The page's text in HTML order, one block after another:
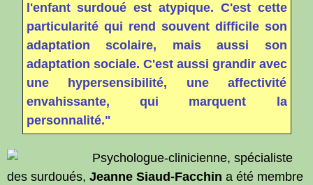
l'enfant surdoué est atypique. C'est cette
particularité qui rend souvent difficile son
adaptation scolaire, mais aussi son
adaptation sociale. C'est aussi grandir avec
une hypersensibilité, une affectivité
envahissante, qui marquent la
personnalité."
Psychologue-clinicienne, spécialiste
des surdoués, Jeanne Siaud-Facchin a été membre